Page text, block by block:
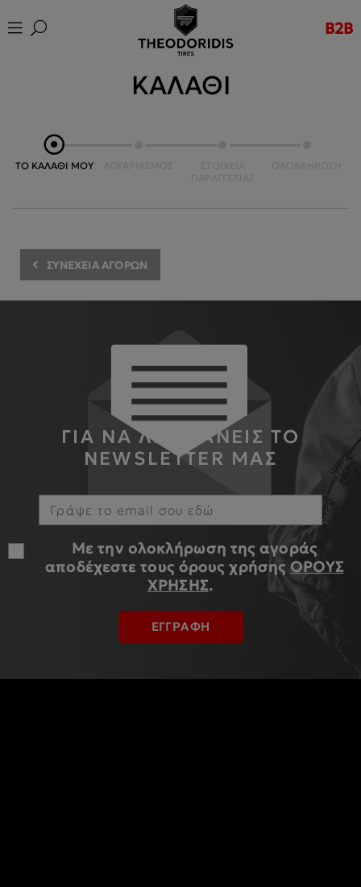
B2B
ΚΑΛΑΘΙ
TO ΚΑΛΑΘΙ MOY
ΣΥΝΕΧΕΙΑ ΑΓΟΡΩΝ
ΓΙΑ ΝΑ ΛΑΜΒΑΝΕΙΣ ΤΟ
NEWSLETTER ΜΑΣ
Με την ολοκλήρωση της αγοράς
αποδέχεστε τους όρους χρήσης ΟΡΟΥΣ
ΧΡΗΣΗΣ.
ΕΓΓΡΑΦΗ